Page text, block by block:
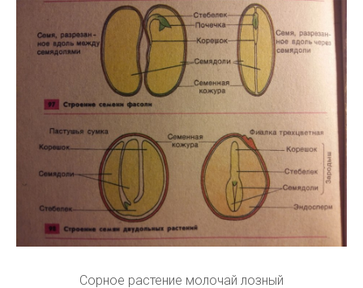
Сорное растение молочай лозный